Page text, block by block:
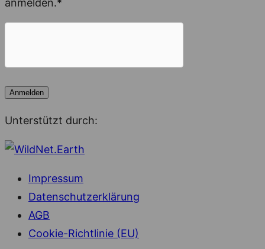
anmelden.*
Unterstützt durch:
Impressum
Datenschutzerklärung
AGB
Cookie-Richtlinie (EU)